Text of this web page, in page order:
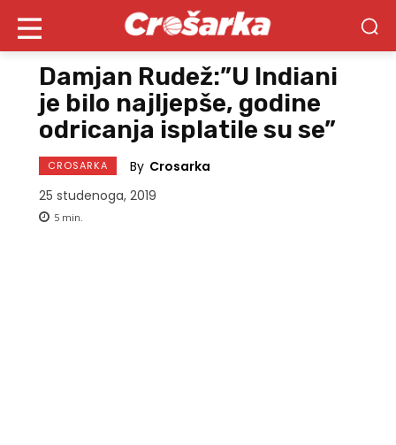
Damjan Rudež:”U Indiani
je bilo najljepše, godine
odricanja isplatile su se”
CROSARKA By Crosarka
25 studenoga, 2019
5 min.